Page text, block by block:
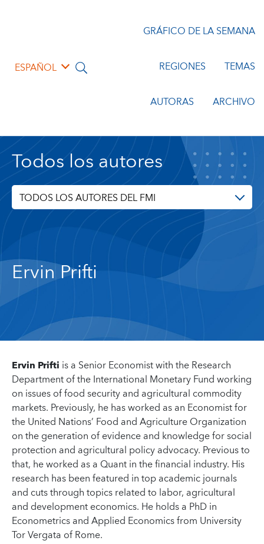
ESPAÑOL
GRÁFICO DE LA SEMANA
REGIONES TEMAS
AUTORAS ARCHIVO
Todos los autores
TODOS LOS AUTORES DEL FMI
Ervin Prifti
Ervin Prifti is a Senior Economist with the Research
Department of the International Monetary Fund working
on issues of food security and agricultural commodity
markets. Previously, he has worked as an Economist for
the United Nations’ Food and Agriculture Organization
on the generation of evidence and knowledge for social
protection and agricultural policy advocacy. Previous to
that, he worked as a Quant in the financial industry. His
research has been featured in top academic journals
and cuts through topics related to labor, agricultural
and development economics. He holds a PhD in
Econometrics and Applied Economics from University
Tor Vergata of Rome.